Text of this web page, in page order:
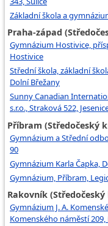
Základní škola a
Praha-západ
Gymnázium Hostivice,
Hostivice
Střední škola, základní
Dolní Břežany
Sunny Canadian
s.r.o., Straková 522,
Příbram (Středočeský
Gymnázium a Střední
90
Gymnázium Karla Čapka,
Gymnázium, Příbram,
Rakovník
Gymnázium J. A.
Komenského náměstí 209,